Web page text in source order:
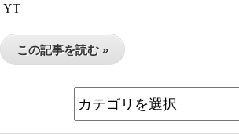
YT
この記事を読む »